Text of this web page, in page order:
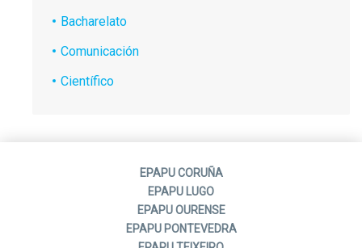
Bacharelato
Comunicación
Científico
EPAPU CORUÑA
EPAPU LUGO
EPAPU OURENSE
EPAPU PONTEVEDRA